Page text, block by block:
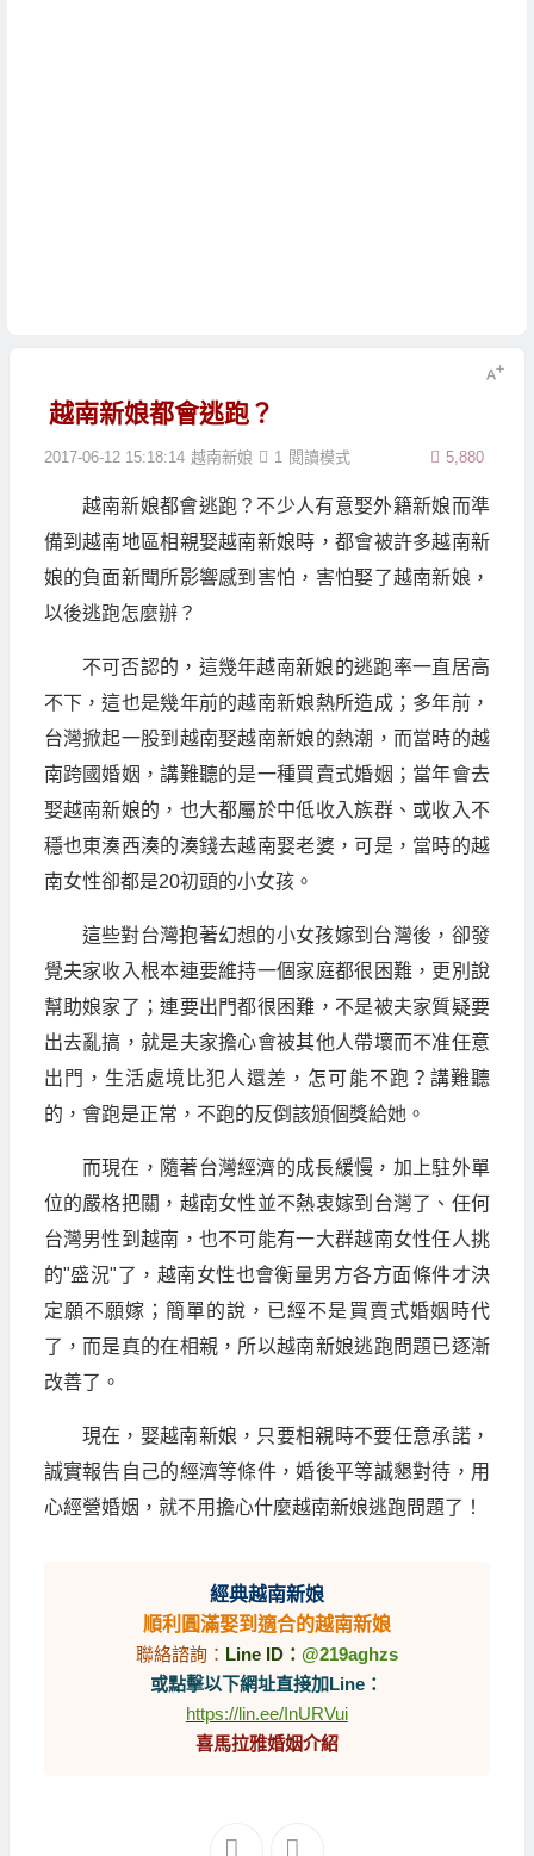
越南新娘都會逃跑？
2017-06-12 15:18:14 越南新娘 5,880
1 閱讀模式
越南新娘都會逃跑？不少人有意娶外籍新娘而準
備到越南地區相親娶越南新娘時，都會被許多越南新
娘的負面新聞所影響感到害怕，害怕娶了越南新娘，
以後逃跑怎麼辦？
不可否認的，這幾年越南新娘的逃跑率一直居高
不下，這也是幾年前的越南新娘熱所造成；多年前，
台灣掀起一股到越南娶越南新娘的熱潮，而當時的越
南跨國婚姻，講難聽的是一種買賣式婚姻；當年會去
娶越南新娘的，也大都屬於中低收入族群、或收入不
穩也東湊西湊的湊錢去越南娶老婆，可是，當時的越
南女性卻都是20初頭的小女孩。
這些對台灣抱著幻想的小女孩嫁到台灣後，卻發
覺夫家收入根本連要維持一個家庭都很困難，更別說
幫助娘家了；連要出門都很困難，不是被夫家質疑要
出去亂搞，就是夫家擔心會被其他人帶壞而不准任意
出門，生活處境比犯人還差，怎可能不跑？講難聽
的，會跑是正常，不跑的反倒該頒個獎給她。
而現在，隨著台灣經濟的成長緩慢，加上駐外單
位的嚴格把關，越南女性並不熱衷嫁到台灣了、任何
台灣男性到越南，也不可能有一大群越南女性任人挑
的"盛況"了，越南女性也會衡量男方各方面條件才決
定願不願嫁；簡單的說，已經不是買賣式婚姻時代
了，而是真的在相親，所以越南新娘逃跑問題已逐漸
改善了。
現在，娶越南新娘，只要相親時不要任意承諾，
誠實報告自己的經濟等條件，婚後平等誠懇對待，用
心經營婚姻，就不用擔心什麼越南新娘逃跑問題了！
經典越南新娘
順利圓滿娶到適合的越南新娘
聯絡諮詢： Line ID： @219aghzs
或點擊以下網址直接加Line：
https://lin.ee/InURVui
喜馬拉雅婚姻介紹